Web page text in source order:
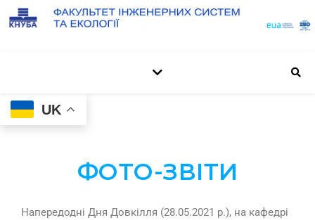
UK
ФОТО-ЗВІТИ
Напередодні Дня Довкілля (28.05.2021 р.), на кафедрі